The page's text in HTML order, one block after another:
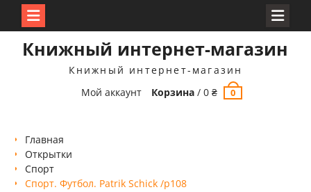
Книжный интернет-магазин
Книжный интернет-магазин
Мой аккаунт
Корзина /0₴ 0
Главная
Открытки
Спорт
Спорт. Футбол. Patrik Schick /p108